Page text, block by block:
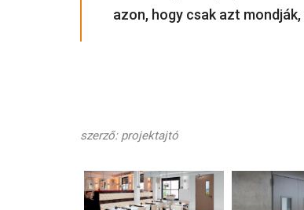
azon, hogy csak azt mondják,
szerző: projektajtó